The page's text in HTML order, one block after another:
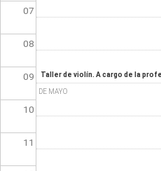
07
08
09
10
11
Taller de violín. A cargo de la
DE MAYO